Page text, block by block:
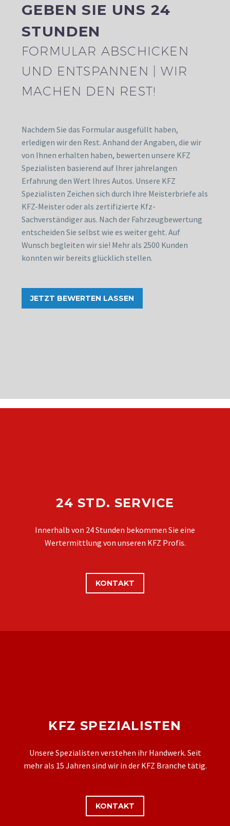
GEBEN SIE UNS 24
STUNDEN
FORMULAR ABSCHICKEN
UND ENTSPANNEN | WIR
MACHEN DEN REST!
Nachdem Sie das Formular ausgefüllt haben,
erledigen wir den Rest. Anhand der Angaben, die wir
von Ihnen erhalten haben, bewerten unsere KFZ
Spezialisten basierend auf Ihrer jahrelangen
Erfahrung den Wert Ihres Autos. Unsere KFZ
Spezialisten Zeichen sich durch Ihre Meisterbriefe als
KFZ-Meister oder als zertifizierte Kfz-
Sachverständiger aus. Nach der Fahrzeugbewertung
entscheiden Sie selbst wie es weiter geht. Auf
Wunsch begleiten wir sie! Mehr als 2500 Kunden
konnten wir bereits glücklich stellen.
JETZT BEWERTEN LASSEN
24 STD. SERVICE
Innerhalb von 24 Stunden bekommen Sie eine
Wertermittlung von unseren KFZ Profis.
KONTAKT
KFZ SPEZIALISTEN
Unsere Spezialisten verstehen ihr Handwerk. Seit
mehr als 15 Jahren sind wir in der KFZ Branche tätig.
KONTAKT